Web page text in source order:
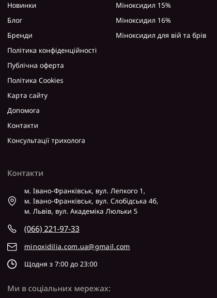
Новинки
Блог
Бренди
Політика конфіденційності
Публічна оферта
Політика Cookies
Карта сайту
Допомога
Контакти
Консультації трихолога
Міноксидил 15%
Міноксидил 16%
Міноксидил для вій та брів
Контакти
м. Івано-Франківськ, вул. Лепкого 1,
м. Івано-Франківськ, вул. Слобідська 4б,
м. Львів, вул. Академіка Люльки 5
(066) 221-97-33
minoxidilia.com.ua@gmail.com
Щодня з 7:00 до 23:00
Ми в соціальних мережах: